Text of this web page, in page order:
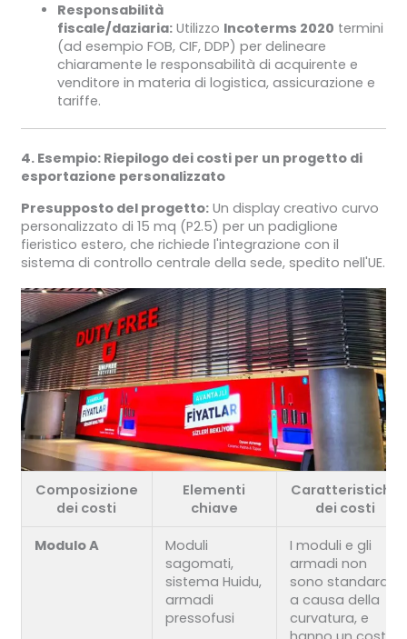
Responsabilità
fiscale/daziaria:Utilizzo Incoterms 2020 termini
(ad esempio FOB, CIF, DDP) per delineare
chiaramente le responsabilità di acquirente e
venditore in materia di logistica, assicurazione e
tariffe.
4. Esempio: Riepilogo dei costi per un progetto di
esportazione personalizzato
Presupposto del progetto:Un display creativo curvo
personalizzato di 15 mq (P2.5) per un padiglione
fieristico estero, che richiede l'integrazione con il
sistema di controllo centrale della sede, spedito nell'UE.
Composizione
dei costi
Elementi
chiave
Caratteristiche
dei costi
Modulo A
Moduli
sagomati,
sistema Huidu,
armadi
pressofusi
I moduli e gli
armadi non
sono standard
a causa della
curvatura, e